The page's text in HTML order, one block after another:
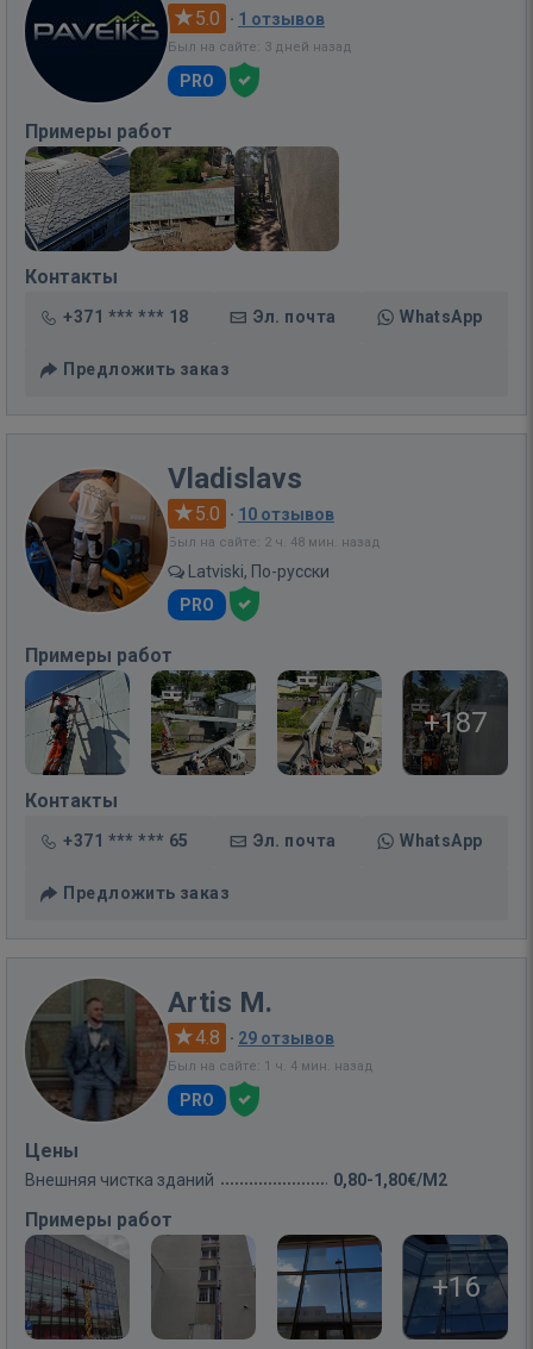
5.0 · 1 отзывов
Был на сайте: 3 дней назад
PRO
Примеры работ
Контакты
+371 *** *** 18 Эл. почта WhatsApp
Предложить заказ
Vladislavs
5.0 · 10 отзывов
Был на сайте: 2 ч. 48 мин. назад
Latviski, По-русски
PRO
Примеры работ
+187
Контакты
+371 *** *** 65 Эл. почта WhatsApp
Предложить заказ
Artis M.
4.8 · 29 отзывов
Был на сайте: 1 ч. 4 мин. назад
PRO
Цены
Внешняя чистка зданий 0,80-1,80€/M2
Примеры работ
+16